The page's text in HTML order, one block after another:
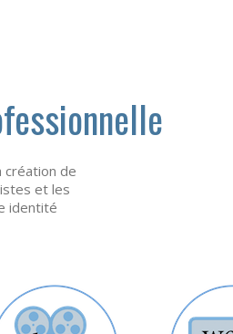
création de
et les
identité